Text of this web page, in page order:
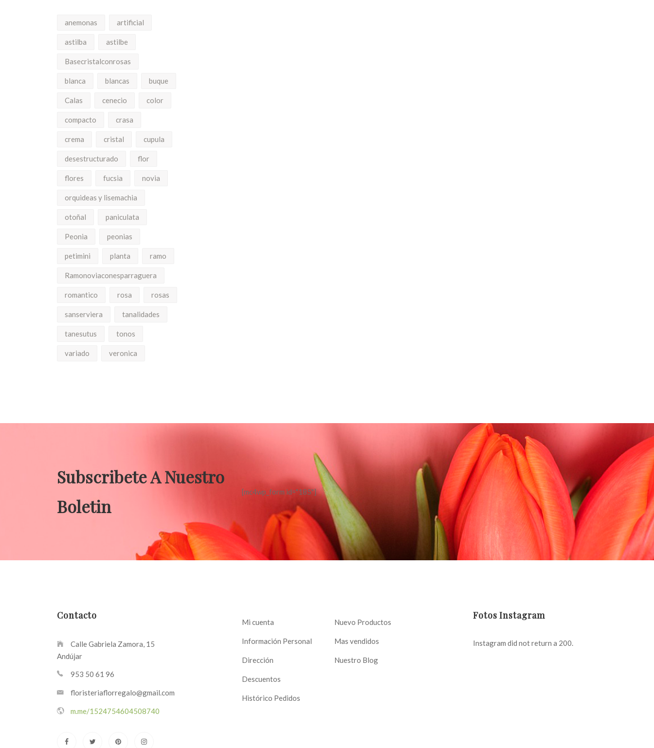
anemonas artificial
astilba astilbe
Basecristalconrosas
blanca blancas buque
Calas cenecio color
compacto crasa
crema cristal cupula
desestructurado flor
flores fucsia novia
orquideas y lisemachia
otoñal paniculata
Peonia peonias
petimini planta ramo
Ramonoviaconesparraguera
romantico rosa rosas
sanserviera tanalidades
tanesutus tonos
variado veronica
Subscribete A Nuestro
Boletin
[mc4wp_form id="185"]
Contacto
Calle Gabriela Zamora, 15
Andújar
953 50 61 96
floristeriaflorregalo@gmail.com
m.me/1524754604508740
Mi cuenta
Información Personal
Dirección
Descuentos
Histórico Pedidos
Nuevo Productos
Mas vendidos
Nuestro Blog
Fotos Instagram
Instagram did not return a 200.